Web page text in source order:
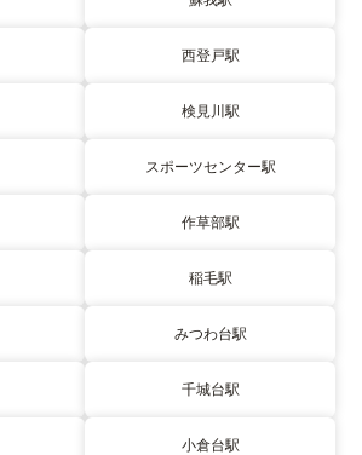
西登戸駅
検見川駅
スポーツセンター駅
作草部駅
稲毛駅
みつわ台駅
千城台駅
小倉台駅